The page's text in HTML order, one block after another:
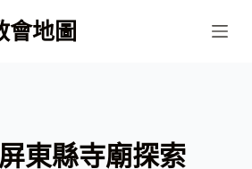
會地圖
東縣寺廟探索